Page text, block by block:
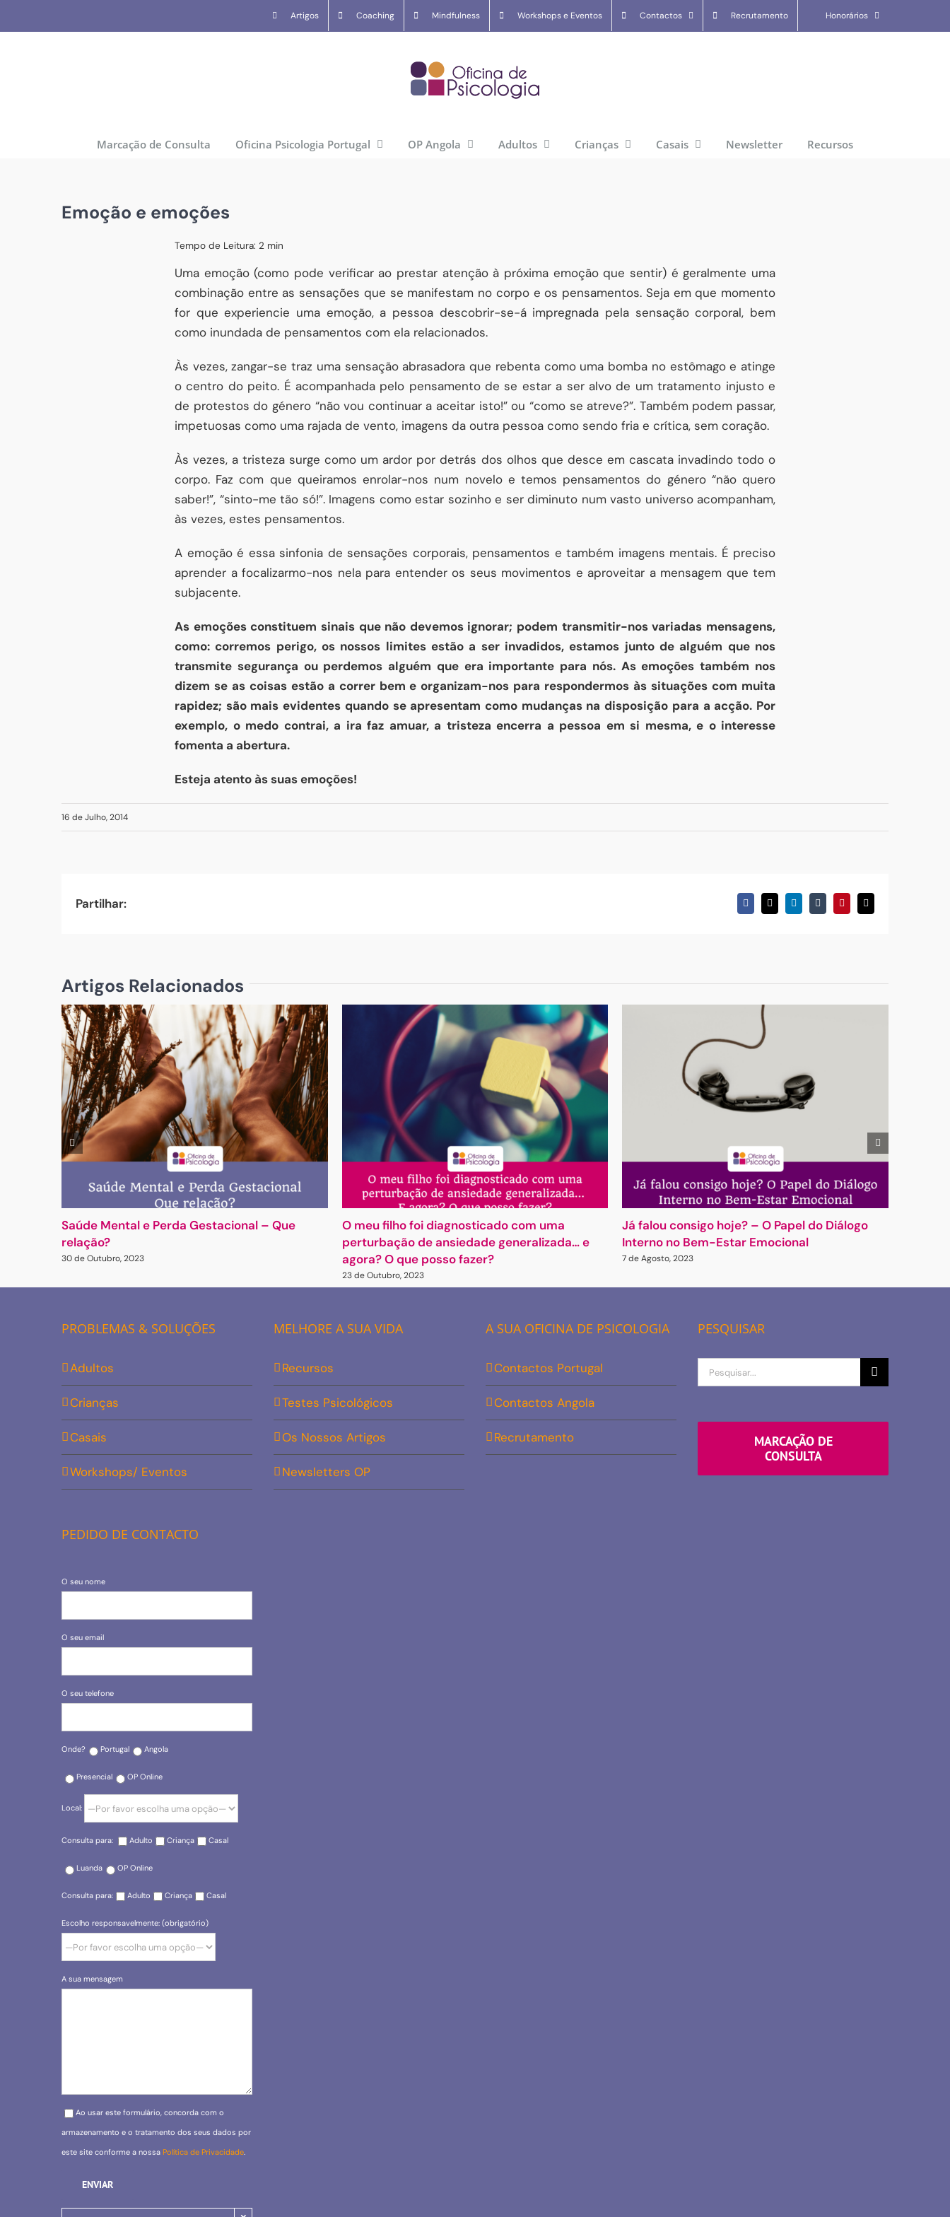
to
Artigos Coaching Mindfulness Workshops e Eventos Contactos Recrutamento Honorários
Marcação de Consulta Oficina Psicologia Portugal OP Angola Adultos Crianças Casais Newsletter Recursos
Emoção e emoções
Tempo de Leitura: 2 min
Uma emoção (como pode verificar ao prestar atenção à próxima emoção que sentir) é geralmente uma
combinação entre as sensações que se manifestam no corpo e os pensamentos. Seja em que momento
for que experiencie uma emoção, a pessoa descobrir-se-á impregnada pela sensação corporal, bem
como inundada de pensamentos com ela relacionados.
Às vezes, zangar-se traz uma sensação abrasadora que rebenta como uma bomba no estômago e atinge
o centro do peito. É acompanhada pelo pensamento de se estar a ser alvo de um tratamento injusto e
de protestos do género “não vou continuar a aceitar isto!” ou “como se atreve?”. Também podem passar,
impetuosas como uma rajada de vento, imagens da outra pessoa como sendo fria e crítica, sem coração.
Às vezes, a tristeza surge como um ardor por detrás dos olhos que desce em cascata invadindo todo o
corpo. Faz com que queiramos enrolar-nos num novelo e temos pensamentos do género “não quero
saber!”, “sinto-me tão só!”. Imagens como estar sozinho e ser diminuto num vasto universo acompanham,
às vezes, estes pensamentos.
A emoção é essa sinfonia de sensações corporais, pensamentos e também imagens mentais. É preciso
aprender a focalizarmo-nos nela para entender os seus movimentos e aproveitar a mensagem que tem
subjacente.
As emoções constituem sinais que não devemos ignorar; podem transmitir-nos variadas mensagens,
como: corremos perigo, os nossos limites estão a ser invadidos, estamos junto de alguém que nos
transmite segurança ou perdemos alguém que era importante para nós. As emoções também nos
dizem se as coisas estão a correr bem e organizam-nos para respondermos às situações com muita
rapidez; são mais evidentes quando se apresentam como mudanças na disposição para a acção. Por
exemplo, o medo contrai, a ira faz amuar, a tristeza encerra a pessoa em si mesma, e o interesse
fomenta a abertura.
Esteja atento às suas emoções!
16 de Julho, 2014
Partilhar: Facebook
X LinkedInTumblrPinterestEmail
(necessário
Artigos Relacionados
Saúde Mental e Perda Gestacional – Que
relação?
30 de Outubro, 2023
O meu filho foi diagnosticado com uma
perturbação de ansiedade generalizada… e
agora? O que posso fazer?
23 de Outubro, 2023
Já falou consigo hoje? – O Papel do Diálogo
Interno no Bem-Estar Emocional
7 de Agosto, 2023
PROBLEMAS & SOLUÇÕES
Adultos
Crianças
Casais
Workshops/ Eventos
PEDIDO DE CONTACTO
O seu nome
O seu email
O seu telefone
Onde? Portugal Angola
Presencial OP Online
Local:
Consulta para: Adulto Criança Casal
Luanda OP Online
Consulta para: Adulto Criança Casal
Escolho responsavelmente: (obrigatório)
A sua mensagem
Please leave this field empty.
Ao usar este formulário, concorda com o
armazenamento e o tratamento dos seus dados por
este site conforme a nossa Política de Privacidade.
MELHORE A SUA VIDA
Recursos
Testes Psicológicos
Os Nossos Artigos
Newsletters OP
A SUA OFICINA DE PSICOLOGIA
Contactos Portugal
Contactos Angola
Recrutamento
PESQUISAR
Procurar
por
MARCAÇÃO DE
CONSULTA